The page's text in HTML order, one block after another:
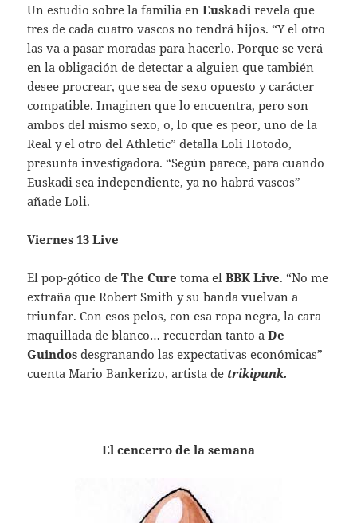
Un estudio sobre la familia enEuskadi revela que
tres de cada cuatro vascos no tendrá hijos. “Y el otro
las va a pasar moradas para hacerlo. Porque se verá
en la obligación de detectar a alguien que también
desee procrear, que sea de sexo opuesto y carácter
compatible. Imaginen que lo encuentra, pero son
ambos del mismo sexo, o, lo que es peor, uno de la
Real y el otro del Athletic” detalla Loli Hotodo,
presunta investigadora. “Según parece, para cuando
Euskadi sea independiente, ya no habrá vascos”
añade Loli.
Viernes 13 Live
El pop-gótico deThe Cure toma elBBK Live. “No me
extraña que Robert Smith y su banda vuelvan a
triunfar. Con esos pelos, con esa ropa negra, la cara
maquillada de blanco… recuerdan tanto aDe
Guindos desgranando las expectativas económicas”
cuenta Mario Bankerizo, artista de trikipunk.
El cencerro de la semana